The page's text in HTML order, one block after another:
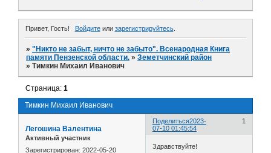
Привет, Гость! Войдитеили зарегистрируйтесь.
»"Никто не забыт, ничто не забыто". Всенародная Книга
памяти Пензенской области. »Земетчинский район
»Тимкин Михаил Иванович
Тимкин Михаил Иванович
Страница:1
Поделиться 1
2023-
07-10 01:45:54
Легошина Валентина
Активный участник
Зарегистрирован: 2022-05-20 Здравствуйте!